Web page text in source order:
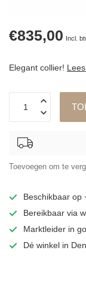
€835,00 Incl.
Elegant collier!
Toevoegen om te
Beschikbaar op
Bereikbaar via
Marktleider in
Dé winkel in